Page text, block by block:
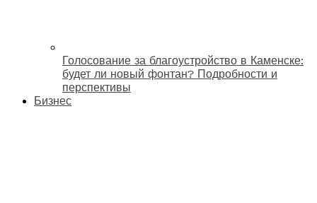
Голосование за благоустройство в Каменске:
будет ли новый фонтан? Подробности и
перспективы
Бизнес